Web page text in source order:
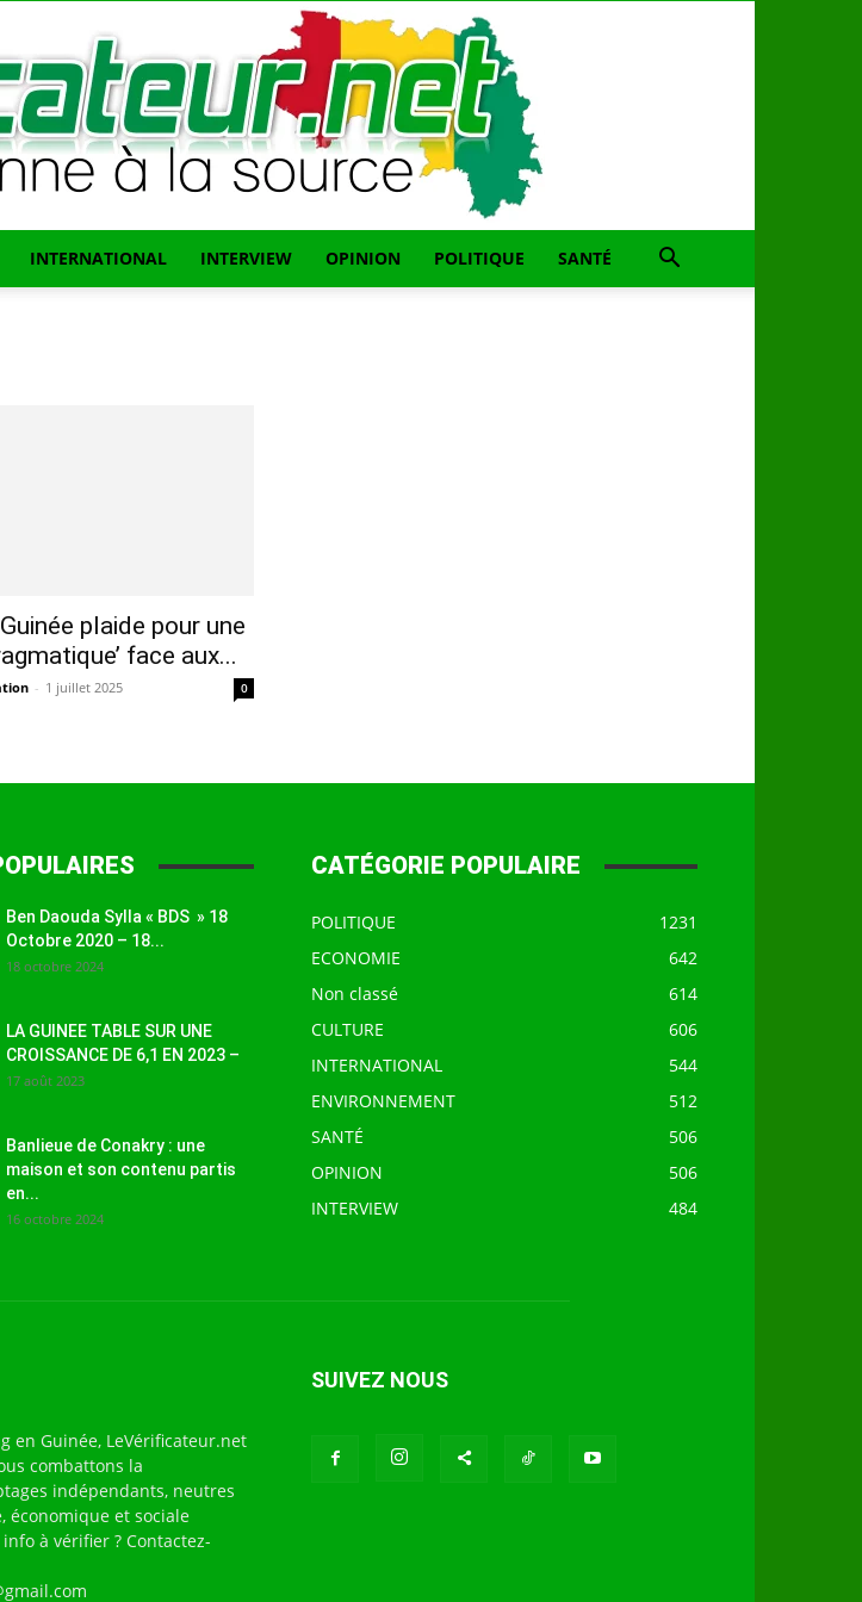
source
INTERNATIONAL INTERVIEW OPINION POLITIQUE SANTÉ
plaide pour une
face aux...
- 1 juillet 2025 0
Ben Daouda Sylla « BDS » 18
Octobre 2020 – 18...
18 octobre 2024
LA GUINEE TABLE SUR UNE
CROISSANCE DE 6,1 EN 2023 –
17 août 2023
Banlieue de Conakry : une
maison et son contenu partis
en...
16 octobre 2024
CATÉGORIE POPULAIRE
POLITIQUE
1231
ECONOMIE
642
Non classé
614
CULTURE
606
INTERNATIONAL
544
ENVIRONNEMENT
512
SANTÉ
506
OPINION
506
INTERVIEW
484
en Guinée, LeVérificateur.net
combattons la
indépendants, neutres
économique et sociale
à vérifier ? Contactez-
SUIVEZ NOUS